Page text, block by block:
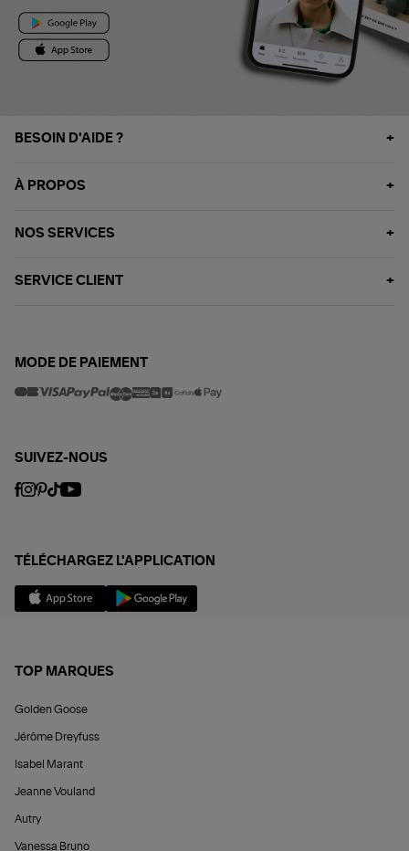
BESOIN D'AIDE ?
À PROPOS
NOS SERVICES
SERVICE CLIENT
MODE DE PAIEMENT
SUIVEZ-NOUS
TÉLÉCHARGEZ L'APPLICATION
TOP MARQUES
Golden Goose
Jérôme Dreyfuss
Isabel Marant
Jeanne Vouland
Autry
Vanessa Bruno